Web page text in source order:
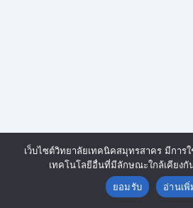
Copyright © 2026 | Powered by งานศู
เทคนิคสมุทรสา
เว็บไซต์วิทยาลัยเทคนิคสมุทรสาคร มีการใ
เทคโนโลยีอื่นที่มีลักษณะใกล้เคียงกั
ยอมรับ
อ่านเพิ่
Contact us